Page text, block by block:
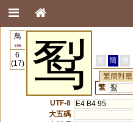
鳥
196
6
(17)
䴕 繁 簡
港
繁簡對應
繁 鴷
UTF-8
E4 B4 95
大五碼